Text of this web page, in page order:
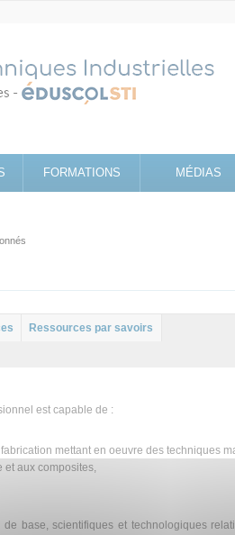
FORMATIONS MÉDIAS
Ressources par savoirs
est capable de :
mettant en oeuvre des techniques
aux composites,
base, scientifiques et technologiques